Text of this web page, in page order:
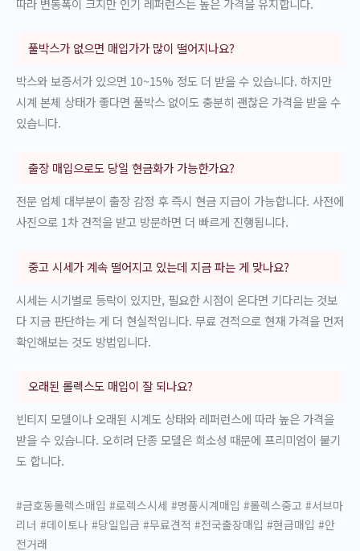
따라 변동폭이 크지만 인기 레퍼런스는 높은 가격을 유지합니다.
풀박스가 없으면 매입가가 많이 떨어지나요?
박스와 보증서가 있으면 10~15% 정도 더 받을 수 있습니다. 하지만
시계 본체 상태가 좋다면 풀박스 없이도 충분히 괜찮은 가격을 받을 수
있습니다.
출장 매입으로도 당일 현금화가 가능한가요?
전문 업체 대부분이 출장 감정 후 즉시 현금 지급이 가능합니다. 사전에
사진으로 1차 견적을 받고 방문하면 더 빠르게 진행됩니다.
중고 시세가 계속 떨어지고 있는데 지금 파는 게 맞나요?
시세는 시기별로 등락이 있지만, 필요한 시점이 온다면 기다리는 것보
다 지금 판단하는 게 더 현실적입니다. 무료 견적으로 현재 가격을 먼저
확인해보는 것도 방법입니다.
오래된 롤렉스도 매입이 잘 되나요?
빈티지 모델이나 오래된 시계도 상태와 레퍼런스에 따라 높은 가격을
받을 수 있습니다. 오히려 단종 모델은 희소성 때문에 프리미엄이 붙기
도 합니다.
#금호동롤렉스매입 #로렉스시세 #명품시계매입 #롤렉스중고 #서브마
리너 #데이토나 #당일입금 #무료견적 #전국출장매입 #현금매입 #안
전거래